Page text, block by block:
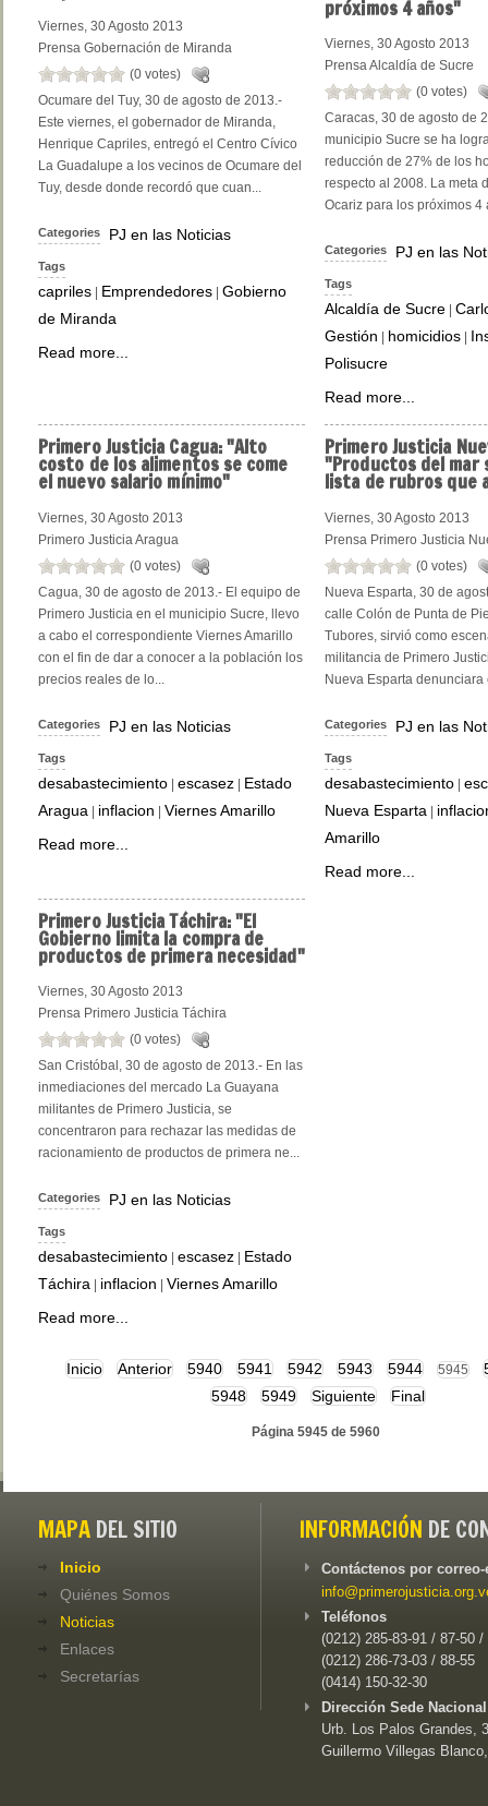
Viernes, 30 Agosto 2013
Prensa Gobernación de Miranda
(0 votes)
Ocumare del Tuy, 30 de agosto de 2013.-
Este viernes, el gobernador de Miranda,
Henrique Capriles, entregó el Centro Cívico
La Guadalupe a los vecinos de Ocumare del
Tuy, desde donde recordó que cuan...
Categories PJ en las Noticias
Tags
capriles Emprendedores Gobierno
de Miranda
Read more...
próximos 4 años"
Viernes, 30 Agosto 2013
Prensa Alcaldía de Sucre
(0 votes)
Caracas, 30 de agosto de
municipio Sucre se ha
reducción de 27% de los
respecto al 2008. La meta
Ocariz para los próximos 4
Categories PJ en las
Tags
Alcaldía de Sucre |
Gestión
homicidios
Polisucre
Read more...
PrimeroJusticia Cagua: "Alto
costo de los alimentos se come
el nuevo salario mínimo"
Viernes, 30 Agosto 2013
Primero Justicia Aragua
(0 votes)
Cagua, 30 de agosto de 2013.- El equipo de
Primero Justicia en el municipio Sucre, llevo
a cabo el correspondiente Viernes Amarillo
con el fin de dar a conocer a la población los
precios reales de lo...
Categories PJ en las Noticias
Tags
desabastecimiento | escasez | Estado
Aragua | inflacion | Viernes Amarillo
Read more...
PrimeroJusticia
"Productos del mar
lista de rubros que
Viernes, 30 Agosto 2013
Prensa Primero Justicia
(0 votes)
Nueva Esparta, 30 de
calle Colón de Punta de
Tubores, sirvió como
militancia de Primero
Nueva Esparta denunciara
Categories PJ en las
Tags
desabastecimiento |
Nueva Esparta |
Amarillo
Read more...
PrimeroJusticia Táchira: "El
Gobierno limita la compra de
productos de primera necesidad"
Viernes, 30 Agosto 2013
Prensa Primero Justicia Táchira
(0 votes)
San Cristóbal, 30 de agosto de 2013.- En las
inmediaciones del mercado La Guayana
militantes de Primero Justicia, se
concentraron para rechazar las medidas de
racionamiento de productos de primera ne...
Categories PJ en las Noticias
Tags
desabastecimiento escasez
Estado
Táchira
inflacion
Viernes Amarillo
Read more...
Inicio Anterior 5940 5941 5942 5943 5944 5945
5948
5949 Siguiente Final
Página 5945 de 5960
MAPA DEL SITIO
Inicio
Quiénes Somos
Noticias
Enlaces
Secretarías
INFORMACIÓN DE
Contáctenos por
Teléfonos
(0212) 285-83-91 / 87-50 /
(0212) 286-73-03 / 88-55
(0414) 150-32-30
Dirección Sede
Urb. Los Palos Grandes,
Guillermo Villegas